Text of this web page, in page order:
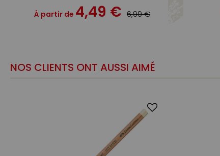
À partir de 4,49 € 6,99 €
NOS CLIENTS ONT AUSSI AIMÉ